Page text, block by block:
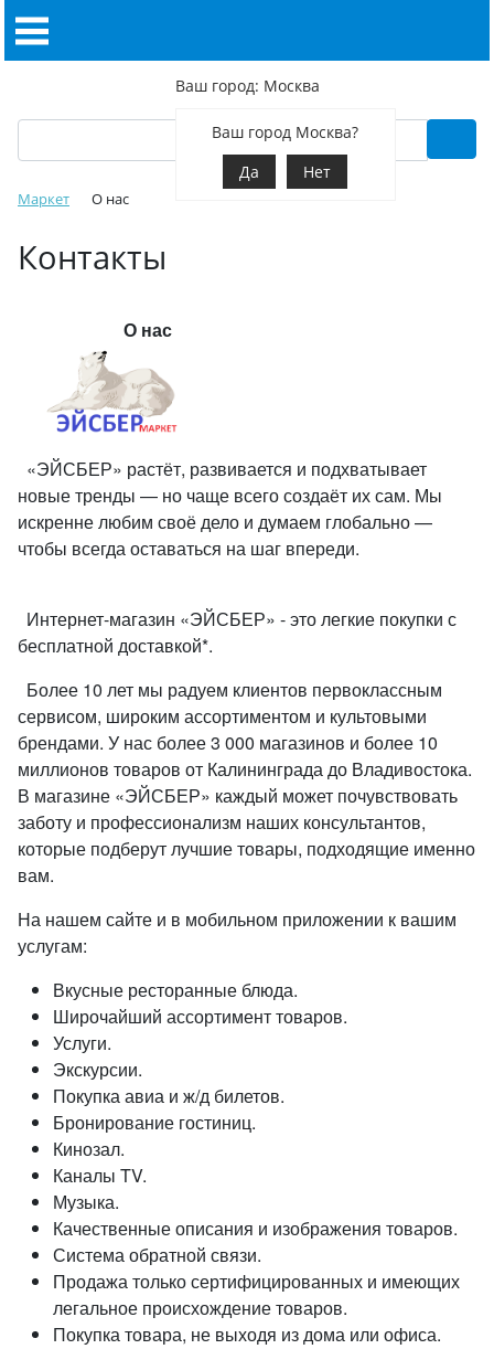
Ваш город: Москва
Ваш город Москва?
Да
Нет
Маркет О нас
Контакты
О нас
«ЭЙСБЕР» растёт, развивается и подхватывает
новые тренды — но чаще всего создаёт их сам. Мы
искренне любим своё дело и думаем глобально —
чтобы всегда оставаться на шаг впереди.
Интернет-магазин «ЭЙСБЕР» - это легкие покупки с
бесплатной доставкой*.
Более 10 лет мы радуем клиентов первоклассным
сервисом, широким ассортиментом и культовыми
брендами. У нас более 3 000 магазинов и более 10
миллионов товаров от Калининграда до Владивостока.
В магазине «ЭЙСБЕР» каждый может почувствовать
заботу и профессионализм наших консультантов,
которые подберут лучшие товары, подходящие именно
вам.
На нашем сайте и в мобильном приложении к вашим
услугам:
Вкусные ресторанные блюда.
Широчайший ассортимент товаров.
Услуги.
Экскурсии.
Покупка авиа и ж/д билетов.
Бронирование гостиниц.
Кинозал.
Каналы TV.
Музыка.
Качественные описания и изображения товаров.
Система обратной связи.
Продажа только сертифицированных и имеющих
легальное происхождение товаров.
Покупка товара, не выходя из дома или офиса.